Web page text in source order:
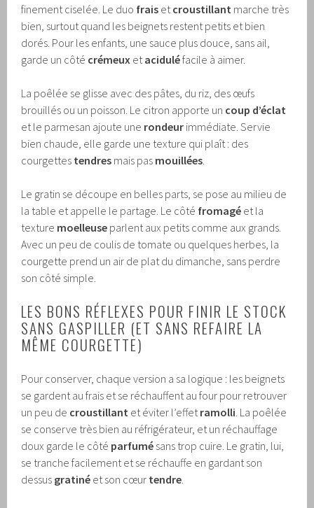
finement ciselée. Le duo frais et croustillant marche très
bien, surtout quand les beignets restent petits et bien
dorés. Pour les enfants, une sauce plus douce, sans ail,
garde un côté crémeux et aciduléfacile à aimer.
La poêlée se glisse avec des pâtes, du riz, des œufs
brouillés ou un poisson. Le citron apporte un coup d’éclat
et le parmesan ajoute une rondeur immédiate. Servie
bien chaude, elle garde une texture qui plaît : des
courgettes tendres mais pas mouillées
Le gratin se découpe en belles parts, se pose au milieu de
la table et appelle le partage. Le côté fromagé et la
texture moelleuse parlent aux petits comme aux grands.
Avec un peu de coulis de tomate ou quelques herbes, la
courgette prend un air de plat du dimanche, sans perdre
son côté simple.
LES BONS RÉFLEXES POUR FINIR LE STOCK
SANS GASPILLER (ET SANS REFAIRE LA
MÊME COURGETTE)
Pour conserver, chaque version a sa logique : les beignets
se gardent au frais et se réchauffent au four pour retrouver
un peu de croustillant et éviter l’effet ramolli . La poêlée
se conserve très bien au réfrigérateur, et un réchauffage
doux garde le côté parfumé sans trop cuire. Le gratin, lui,
se tranche facilement et se réchauffe en gardant son
dessus gratiné et son cœur tendre